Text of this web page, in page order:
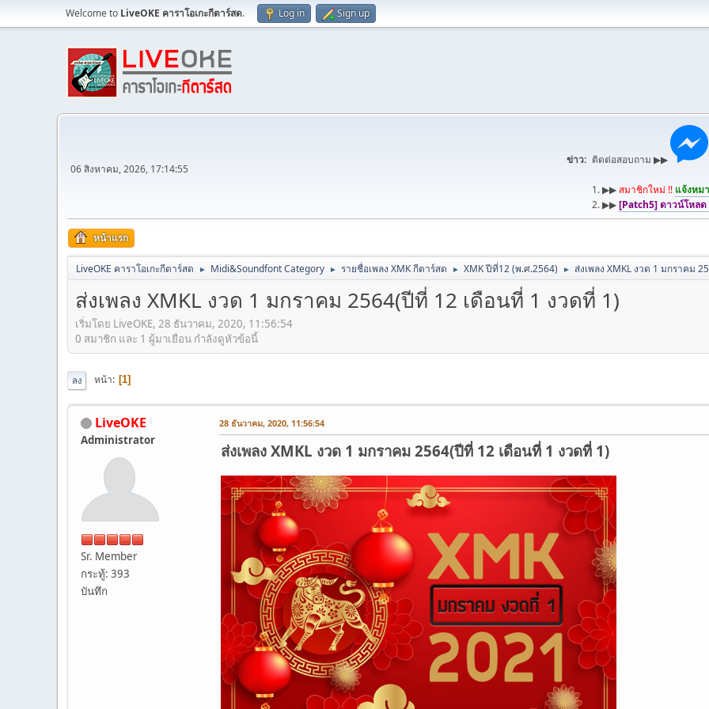
Welcome to LiveOKE คาราโอเกะกีตาร์สด. Log in Sign up
06 สิงหาคม, 2026, 17:14:55
ข่าว: ติดต่อสอบถาม ▶▶
1. ▶▶สมาชิกใหม่ !! แจ้งหม
2. ▶▶[Patch5] ดาวน์โหลด
หน้าแรก
LiveOKE คาราโอเกะกีตาร์สด ► Midi&Soundfont Category ► รายชื่อเพลง XMK กีตาร์สด ► XMK ปีที่12 (พ.ศ.2564) ► ส่งเพลง XMKL งวด 1 มกราคม
ส่งเพลง XMKL งวด 1 มกราคม 2564(ปีที่ 12 เดือนที่ 1 งวดที่ 1)
เริ่มโดย LiveOKE, 28 ธันวาคม, 2020, 11:56:54
0 สมาชิก และ 1 ผู้มาเยือน กำลังดูหัวข้อนี้
ลง หน้า 1
LiveOKE
Administrator
Sr. Member
กระทู้: 393
บันทึก
28 ธันวาคม, 2020, 11:56:54
ส่งเพลง XMKL งวด 1 มกราคม 2564(ปีที่ 12 เดือนที่ 1 งวดที่ 1)